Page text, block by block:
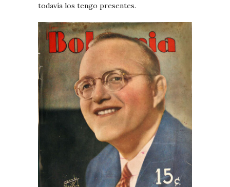
todavía los tengo presentes.